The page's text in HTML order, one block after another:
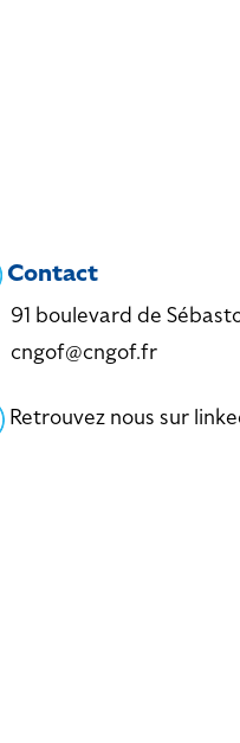
Contact
91 boulevard de
cngof@cngof.fr
Retrouvez nous sur